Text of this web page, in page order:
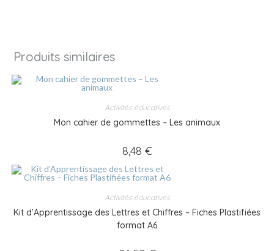
Produits similaires
Activités éducatives
Mon cahier de gommettes – Les animaux
8,48 €
Activités éducatives
Kit d’Apprentissage des Lettres et Chiffres – Fiches Plastifiées
format A6